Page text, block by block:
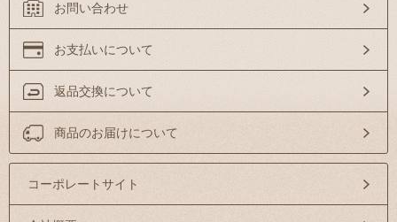
お問い合わせ
お支払いについて
返品交換について
商品のお届けについて
コーポレートサイト